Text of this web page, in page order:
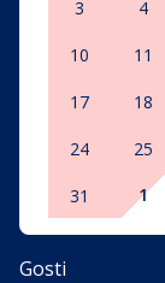
3 4
10 11
17 18
24 25
31 1
Gosti